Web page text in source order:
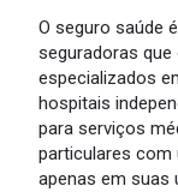
O seguro saúde
seguradoras
especializados
hospitais
para serviços
particulares com
apenas em suas